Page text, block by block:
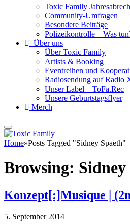
Toxic Family
Community-Umfragen
Besondere Beiträge
Polizeikontrolle – Was
Über uns
Über Toxic Family
Artists & Booking
Eventreihen und
Radiosendung auf Radio
Unser Label – ToFa.Rec
Unsere Geburtstagsflyer
Merch
Home»Posts Tagged "Sidney Spaeth"
Browsing:
Konzept[:]Musique |
5. September 2014